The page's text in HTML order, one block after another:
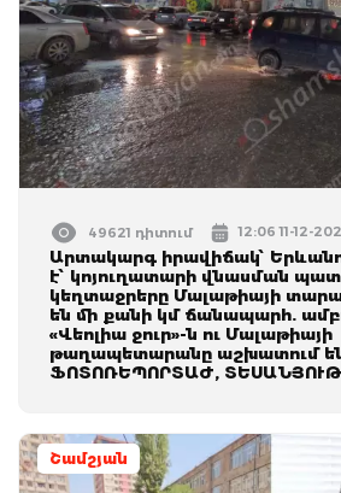
49621 դիտում 12:06 11-12-
Արտակարգ իրավիճակ՝
է՝ կոյուղատարի վնասման
կեղտաջրերը Մալաթիայի
են մի քանի կմ ճանապարհ.
«Վեոլիա ջուր»-ն ու Մալաթիայի
թաղապետարանը աշխատում
ՖՈՏՈՌԵՊՈՐՏԱԺ,
Շամշյան